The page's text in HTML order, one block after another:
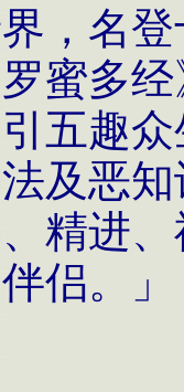
，名
蜜多
五趣
及恶
精进
侣。」